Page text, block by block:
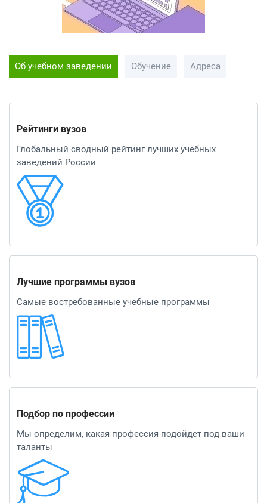
Об учебном заведении Обучение Адреса
Рейтинги вузов
Глобальный сводный рейтинг лучших учебных
заведений России
Лучшие программы вузов
Самые востребованные учебные программы
Подбор по профессии
Мы определим, какая профессия подойдет под ваши
таланты